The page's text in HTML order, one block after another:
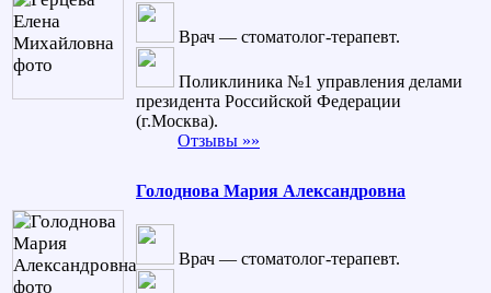
Врач — стоматолог-терапевт.
Поликлиника №1 управления делами
президента Российской Федерации
(г.Москва).
Отзывы »»
Голоднова Мария Александровна
Врач — стоматолог-терапевт.